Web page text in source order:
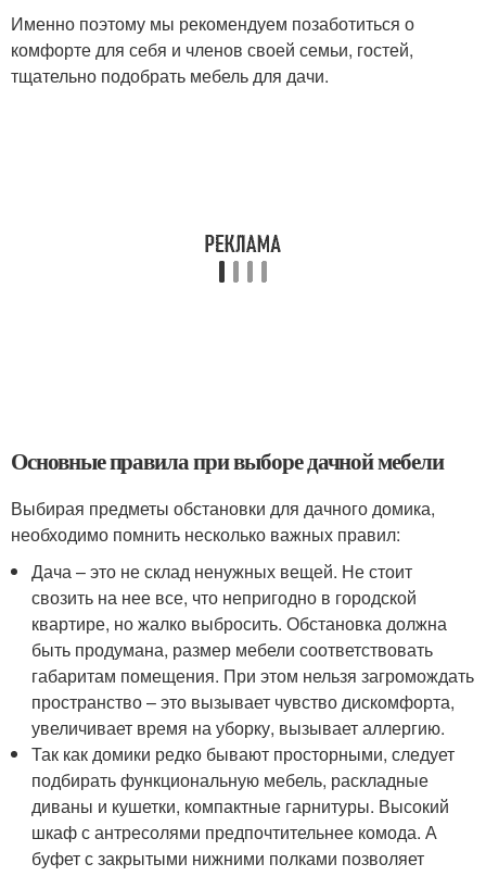
Именно поэтому мы рекомендуем позаботиться о
комфорте для себя и членов своей семьи, гостей,
тщательно подобрать мебель для дачи.
Основные правила при выборе дачной мебели
Выбирая предметы обстановки для дачного домика,
необходимо помнить несколько важных правил:
Дача – это не склад ненужных вещей. Не стоит
свозить на нее все, что непригодно в городской
квартире, но жалко выбросить. Обстановка должна
быть продумана, размер мебели соответствовать
габаритам помещения. При этом нельзя загромождать
пространство – это вызывает чувство дискомфорта,
увеличивает время на уборку, вызывает аллергию.
Так как домики редко бывают просторными, следует
подбирать функциональную мебель, раскладные
диваны и кушетки, компактные гарнитуры. Высокий
шкаф с антресолями предпочтительнее комода. А
буфет с закрытыми нижними полками позволяет